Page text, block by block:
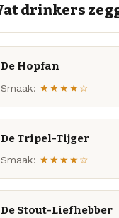
drinkers
De Hopfan
Smaak: ★★★★☆
De Tripel-Tijger
Smaak: ★★★★☆
De Stout-Liefhebber